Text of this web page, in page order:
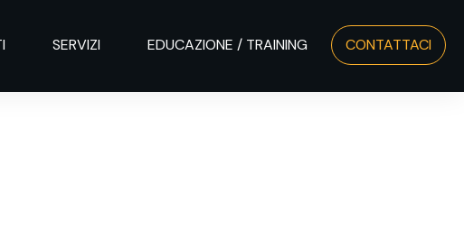
SERVIZI EDUCAZIONE / TRAINING CONTATTACI